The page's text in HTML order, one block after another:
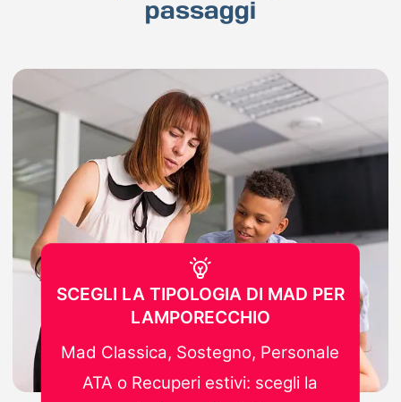
passaggi
SCEGLI LA TIPOLOGIA DI MAD PER
LAMPORECCHIO
Mad Classica, Sostegno, Personale
ATA o Recuperi estivi: scegli la